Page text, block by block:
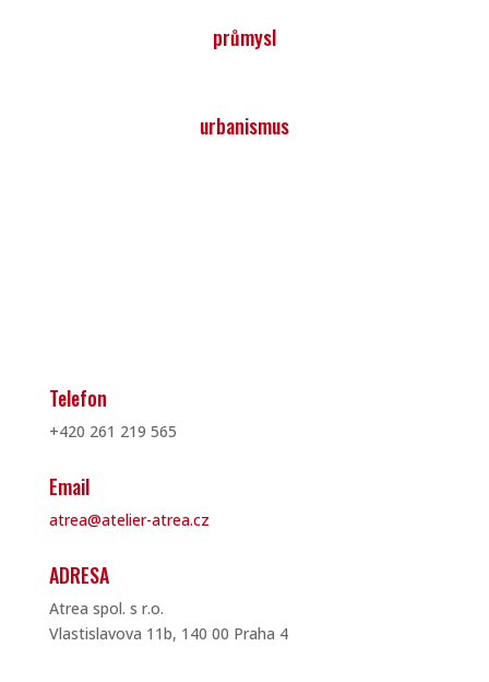
průmysl
urbanismus
Telefon
+420 261 219 565
Email
atrea@atelier-atrea.cz
ADRESA
Atrea spol. s r.o.
Vlastislavova 11b, 140 00 Praha 4